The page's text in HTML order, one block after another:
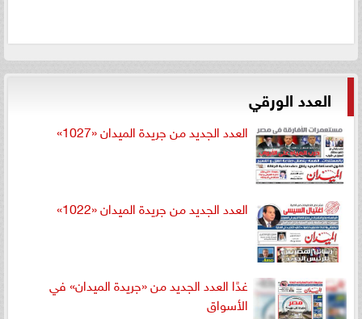
العدد الورقي
العدد الجديد من جريدة الميدان «1027»
العدد الجديد من جريدة الميدان «1022»
غدًا العدد الجديد من «جريدة الميدان» في
الأسواق